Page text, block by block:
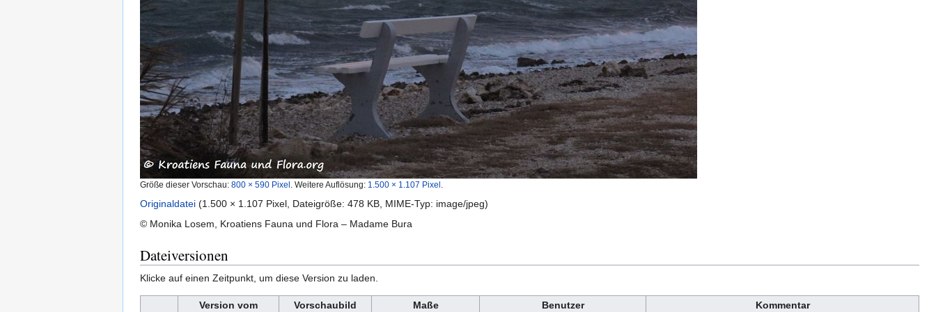
Größe dieser Vorschau: 800 × 590 Pixel Weitere Auflösung: 1.500 × 1.107 Pixel
Originaldatei (1.500 × 1.107 Pixel, Dateigröße: 478 KB, MIME-Typ: image/jpeg)
© Monika Losem, Kroatiens Fauna und Flora – Madame Bura
Dateiversionen
Klicke auf einen Zeitpunkt, um diese Version zu laden.
Version vom Vorschaubild Maße Benutzer
Kommentar